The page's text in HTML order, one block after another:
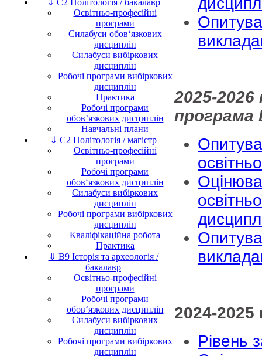
⇓ C2 Політологія / бакалавр
Освітньо-професійні
програми
Силабуси обов‘язкових
дисциплін
Силабуси вибіркових
дисциплін
Робочі програми вибіркових
дисциплін
Практика
Робочі програми
обов’язкових дисциплін
Навчальні плани
⇓ C2 Політологія / магістр
Освітньо-професійні
програми
Робочі програми
обов‘язкових дисциплін
Силабуси вибіркових
дисциплін
Робочі програми вибіркових
дисциплін
Кваліфікаційна робота
Практика
⇓ B9 Історія та археологія /
бакалавр
Освітньо-професійні
програми
Робочі програми
обов‘язкових дисциплін
Силабуси вибіркових
дисциплін
Робочі програми вибіркових
дисциплін
2025-
програма
2024-2025
Рівень